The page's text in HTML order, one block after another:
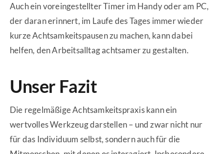
Auch ein voreingestellter Timer im Handy oder am PC,
der daran erinnert, im Laufe des Tages immer wieder
kurze Achtsamkeitspausen zu machen, kann dabei
helfen, den Arbeitsalltag achtsamer zu gestalten.
Unser Fazit
Die regelmäßige Achtsamkeitspraxis kann ein
wertvolles Werkzeug darstellen – und zwar nicht nur
für das Individuum selbst, sondern auch für die